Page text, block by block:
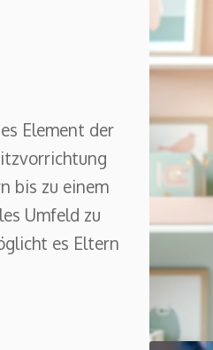
Element der
bis zu einem
Umfeld zu
es Eltern